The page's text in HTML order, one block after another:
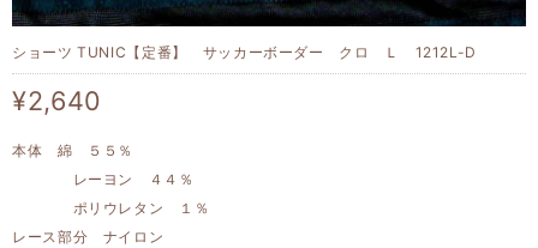
ショーツ TUNIC【定番】 サッカーボーダー クロ Ｌ 1212L-D
¥2,640
本体 綿 ５５％
レーヨン ４４％
ポリウレタン １％
レース部分 ナイロン